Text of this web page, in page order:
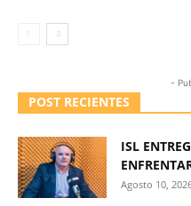
-
POST RECIENTES
ISL
Agosto 10,